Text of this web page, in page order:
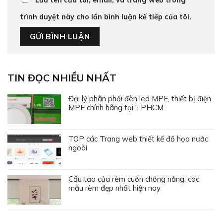
trình duyệt này cho lần bình luận kế tiếp của tôi.
TIN ĐỌC NHIỀU NHẤT
Đại lý phân phối đèn led MPE, thiết bị điện
MPE chính hãng tại TPHCM
TOP các Trang web thiết kế đồ họa nước
ngoài
Cấu tạo của rèm cuốn chống nắng, các
mẫu rèm đẹp nhất hiện nay